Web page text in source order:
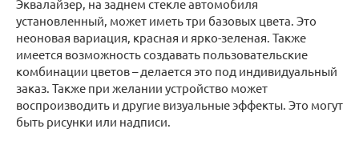
Эквалайзер, на заднем стекле автомобиля
установленный, может иметь три базовых цвета. Это
неоновая вариация, красная и ярко-зеленая. Также
имеется возможность создавать пользовательские
комбинации цветов – делается это под индивидуальный
заказ. Также при желании устройство может
воспроизводить и другие визуальные эффекты. Это могут
быть рисунки или надписи.